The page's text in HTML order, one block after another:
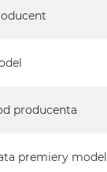
punkcie
się z naszym
producenta
premiery